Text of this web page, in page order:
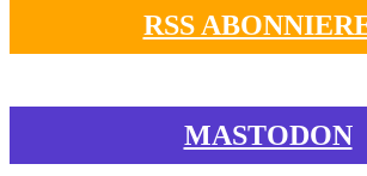
RSS
MASTODON